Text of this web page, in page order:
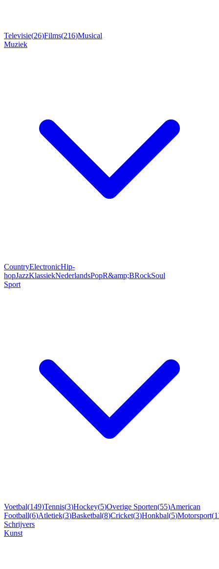
Televisie(26)Films(216)Musical
Muziek
CountryElectronicHip-
hopJazzKlassiekNederlandsPopR&amp;BRockSoul
Sport
Voetbal(149)Tennis(3)Hockey(5)Overige Sporten(55)American
Football(6)Atletiek(3)Basketbal(8)Cricket(3)Honkbal(5)Motorsport(
Schrijvers
Kunst